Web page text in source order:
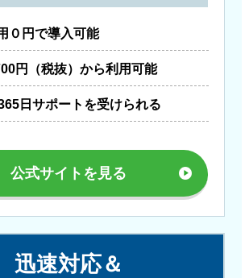
０円で導入可能
円（税抜）から利用可能
日サポートを受けられる
公式サイトを見る
迅速対応＆